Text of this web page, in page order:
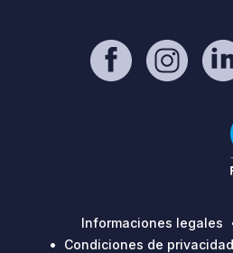
Informaciones legales
Condiciones de privacidad